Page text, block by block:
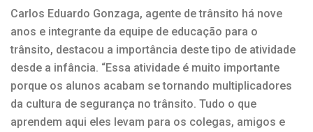
Carlos Eduardo Gonzaga, agente de trânsito há nove
anos e integrante da equipe de educação para o
trânsito, destacou a importância deste tipo de atividade
desde a infância. “Essa atividade é muito importante
porque os alunos acabam se tornando multiplicadores
da cultura de segurança no trânsito. Tudo o que
aprendem aqui eles levam para os colegas, amigos e